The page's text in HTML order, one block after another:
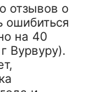
отзывов о
ошибиться
на 40
Вурвуру).